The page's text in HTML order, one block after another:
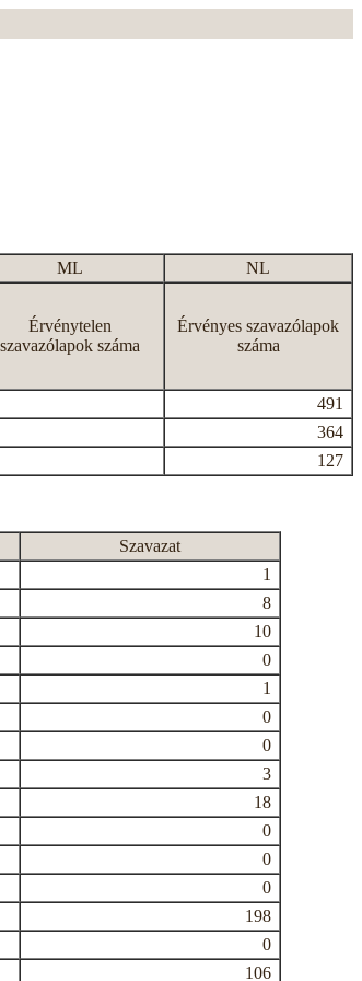
ML
NL
Érvénytelen
szavazólapok száma
Érvényes szavazólapok
száma
491
364
127
Szavazat
1
8
10
0
1
0
0
3
18
0
0
0
198
0
106